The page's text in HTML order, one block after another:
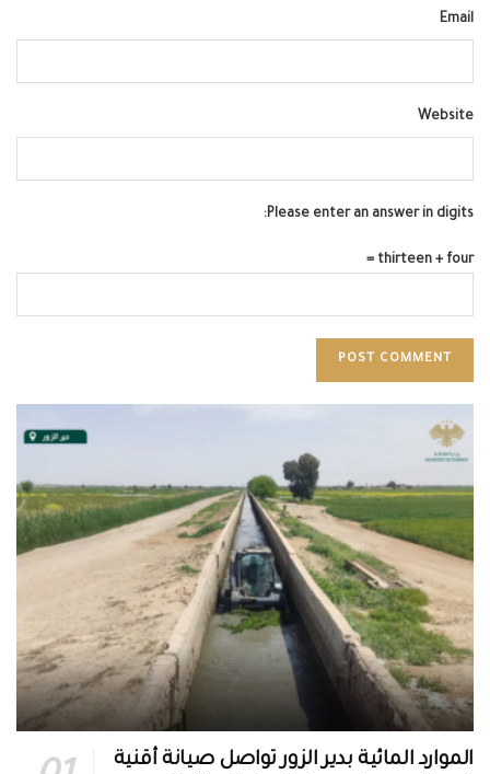
Email
Website
Please enter an answer in digits:
thirteen + four =
الموارد المائية بدير الزور تواصل صيانة أقنية